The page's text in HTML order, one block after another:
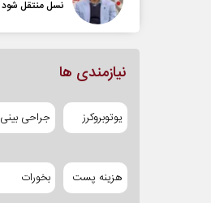
نسل منتقل شود
نیازمندی ها
یوتوبروکرز جراحی بینی
هزینه پست بخورات